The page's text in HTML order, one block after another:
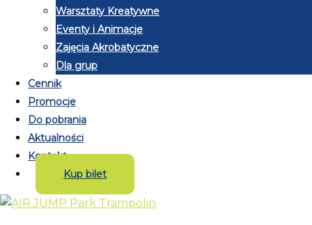
Warsztaty Kreatywne
Eventy i Animacje
Zajęcia Akrobatyczne
Dla grup
Cennik
Promocje
Do pobrania
Aktualności
Kontakt
Kup bilet